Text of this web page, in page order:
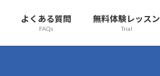
よくある質問
FAQs
無料体験レッスン
Trial